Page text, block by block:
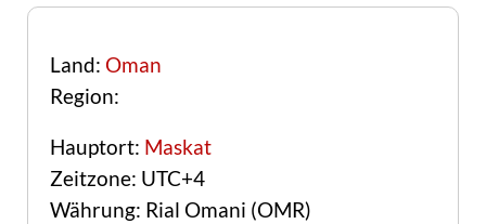
Land: Oman
Region:
Hauptort: Maskat
Zeitzone: UTC+4
Währung: Rial Omani (OMR)